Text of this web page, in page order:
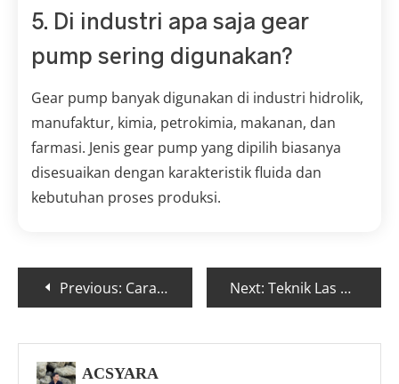
5. Di industri apa saja gear
pump sering digunakan?
Gear pump banyak digunakan di industri hidrolik,
manufaktur, kimia, petrokimia, makanan, dan
farmasi. Jenis gear pump yang dipilih biasanya
disesuaikan dengan karakteristik fluida dan
kebutuhan proses produksi.
Previous: Cara Menambah Tekanan Angin Kompresor dengan Aman Next: Teknik Las Argon untuk Stainless Steel Untuk Tukang Las Pemula
ACSYARA